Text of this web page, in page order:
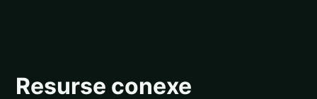
Resurse conexe